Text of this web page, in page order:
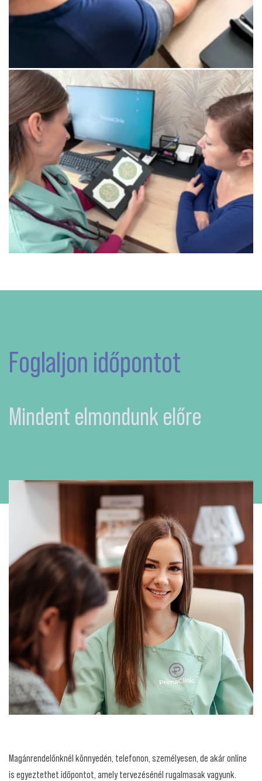
Foglaljon időpontot
Mindent elmondunk előre
Magánrendelőnknél könnyedén, telefonon, személyesen, de akár online
is egyeztethet időpontot, amely tervezésénél rugalmasak vagyunk.